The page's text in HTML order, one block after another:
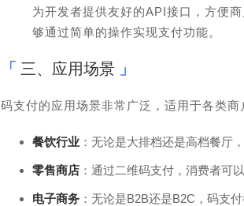
为开发者提供友好的API接口，方便
够通过简单的操作实现支付功能。
三、应用场景
码支付的应用场景非常广泛，适用于各类商
餐饮行业 ：无论是大排档还是高档餐厅
零售商店 ：通过二维码支付，消费者可
电子商务 ：无论是B2B还是B2C，码支